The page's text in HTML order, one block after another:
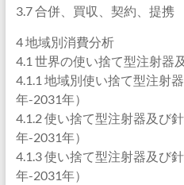
3.7 合併、買収、契約、提携
4 地域別消費分析
4.1 世界の使い捨て型注射器
4.1.1 地域別使い捨て型注射
年-2031年）
4.1.2 使い捨て型注射器及び
年-2031年）
4.1.3 使い捨て型注射器及び
年-2031年）